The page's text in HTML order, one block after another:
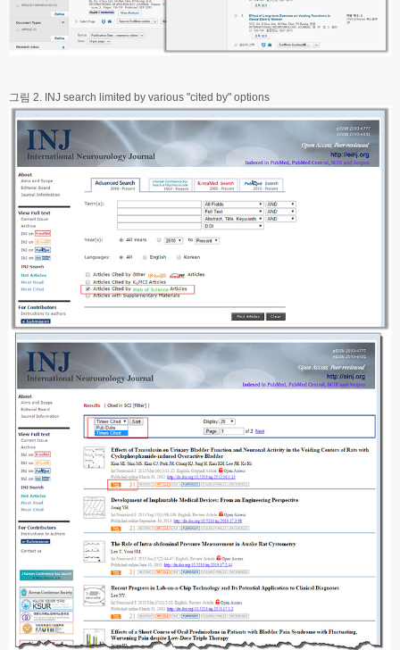
그림 2. INJ search limited by various "cited by" options